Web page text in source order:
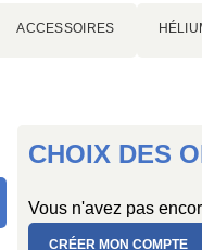
ACCESSOIRES
CHOIX DES
Vous n'avez pas
CRÉER MON COMPTE